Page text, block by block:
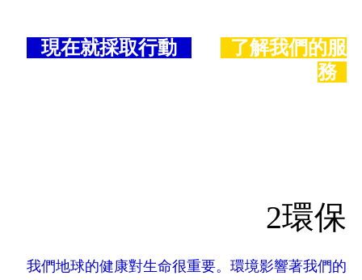
現在就採取行動
了解我們的服
務
2環保
我們地球的健康對生命很重要。環境影響著我們的